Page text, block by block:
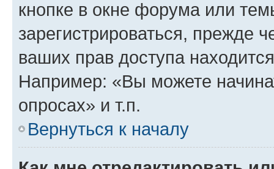
кнопке в окне форума или
зарегистрироваться, прежде
ваших прав доступа
Например: «Вы можете
опросах» и т.п.
Вернуться к началу